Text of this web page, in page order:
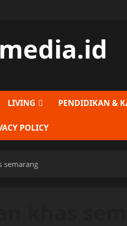
LIVING PENDIDIKAN &
POLICY
semarang